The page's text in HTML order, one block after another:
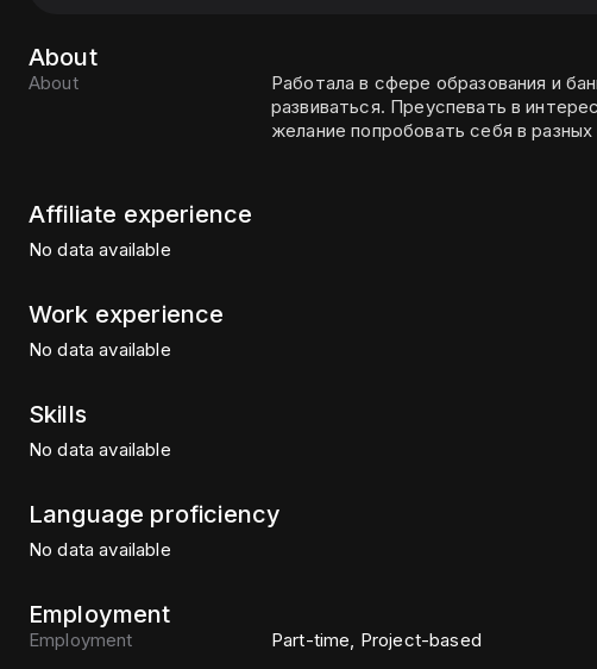
About
About
Работала в сфере образования и
развиваться. Преуспевать в
желание попробовать себя в
Affiliate experience
No data available
Work experience
No data available
Skills
No data available
Language proficiency
No data available
Employment
Employment
Part-time, Project-based